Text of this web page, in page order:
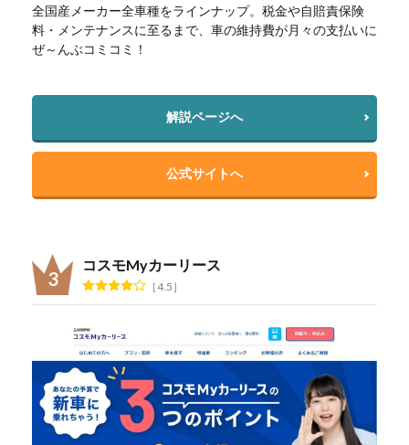
全国産メーカー全車種をラインナップ。税金や自賠責保険
料・メンテナンスに至るまで、車の維持費が月々の支払いに
ぜ～んぶコミコミ！
解説ページへ
公式サイトへ
コスモMyカーリース
4.5